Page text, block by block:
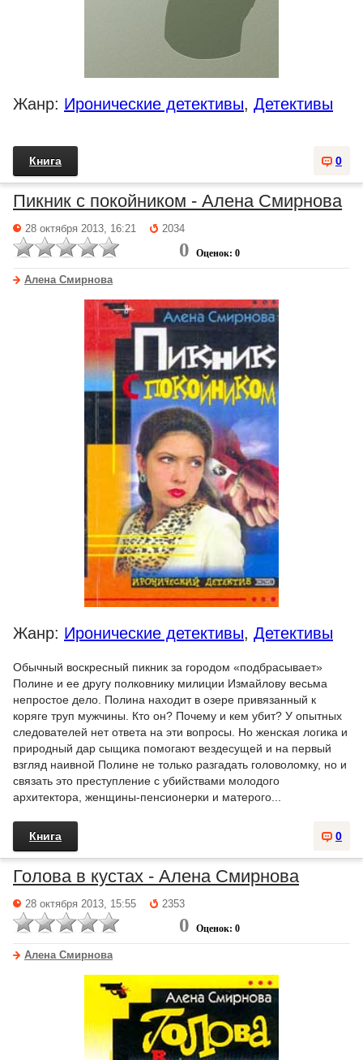
Жанр: Иронические детективы, Детективы
0
Книга
Пикник с покойником - Алена Смирнова
28 октября 2013, 16:21 2034
0 Оценок: 0
Алена Смирнова
Жанр: Иронические детективы, Детективы
Обычный воскресный пикник за городом «подбрасывает»
Полине и ее другу полковнику милиции Измайлову весьма
непростое дело. Полина находит в озере привязанный к
коряге труп мужчины. Кто он? Почему и кем убит? У опытных
следователей нет ответа на эти вопросы. Но женская логика и
природный дар сыщика помогают вездесущей и на первый
взгляд наивной Полине не только разгадать головоломку, но и
связать это преступление с убийствами молодого
архитектора, женщины-пенсионерки и матерого...
0
Книга
Голова в кустах - Алена Смирнова
28 октября 2013, 15:55 2353
0 Оценок: 0
Алена Смирнова